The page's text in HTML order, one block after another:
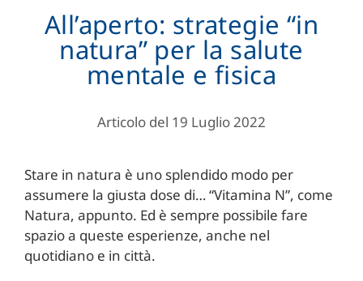
All’aperto: strategie “in
natura” per la salute
mentale e fisica
Articolo del 19 Luglio 2022
Stare in natura è uno splendido modo per
assumere la giusta dose di… “Vitamina N”, come
Natura, appunto. Ed è sempre possibile fare
spazio a queste esperienze, anche nel
quotidiano e in città.